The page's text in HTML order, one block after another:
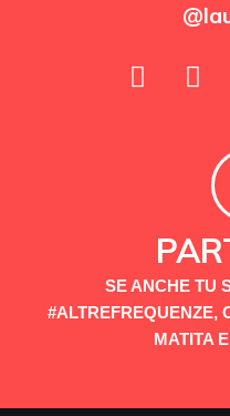
SE ANCHE TU
#ALTREFREQUENZE,
MATITA